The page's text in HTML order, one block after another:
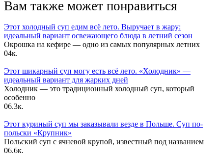
Вам также может понравиться
Этот холодный суп едим всё лето. Выручает в жару:
идеальный вариант освежающего блюда в летний сезон
Окрошка на кефире — одно из самых популярных летних
04к.
Этот шикарный суп могу есть всё лето. «Холодник» —
идеальный вариант для жарких дней
Холодник — это традиционный холодный суп, который
особенно
06.3к.
Этот куриный суп мы заказывали везде в Польше. Суп по-
польски «Крупник»
Польский суп с ячневой крупой, известный под названием
06.6к.